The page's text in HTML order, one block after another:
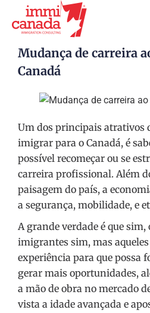
Mudança de carreira
Canadá
Um dos principais atrativos
imigrar para o Canadá, é
possível recomeçar ou se
carreira profissional. Além
paisagem do país, a
a segurança, mobilidade, e
A grande verdade é que sim,
imigrantes sim, mas
experiência para que possa
gerar mais oportunidades,
a mão de obra no mercado
vista a idade avançada e